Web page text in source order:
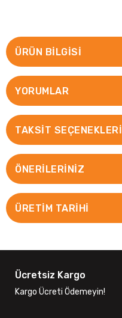
ÜRÜN BILGISI
YORUMLAR
TAKSIT SEÇENEKLERI
ÖNERILERINIZ
ÜRETİM TARİHİ
Ücretsiz Kargo
Kargo Ücreti Ödemeyin!